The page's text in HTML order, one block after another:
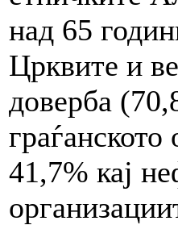
над 65
Црквите и
доверба
41,7% кај